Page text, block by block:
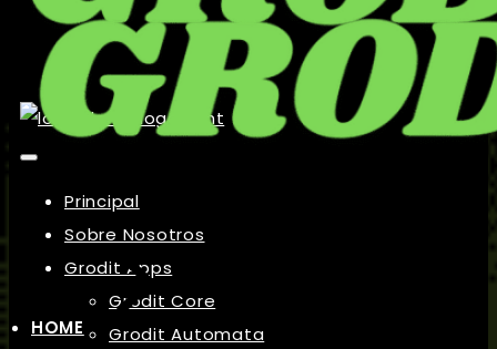
Principal
Sobre Nosotros
Grodit Apps
Grodit Core
Grodit Automata
HOME